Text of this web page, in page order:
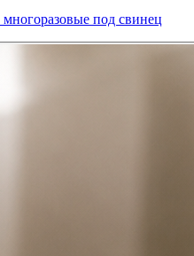
под свинец